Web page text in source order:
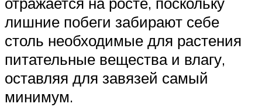
лишние побеги забирают себе
столь необходимые для растения
питательные вещества и влагу,
оставляя для завязей самый
минимум.